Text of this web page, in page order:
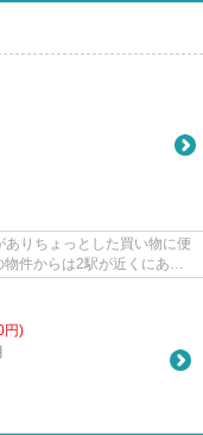
りちょっとした買い物に便
件からは2駅が近くにあ
円)